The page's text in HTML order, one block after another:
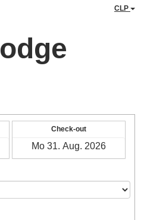
CLP
Check-out